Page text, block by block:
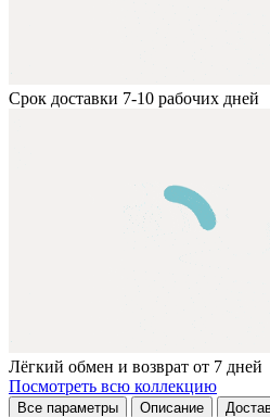
Срок доставки 7-10 рабочих дней
Лёгкий обмен и возврат от 7 дней
Посмотреть всю коллекцию
Все параметры Описание